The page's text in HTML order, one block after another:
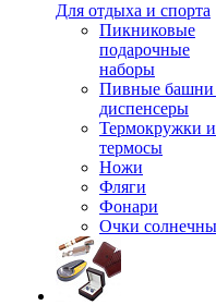
Для отдыха и спорта
Пикниковые
подарочные
наборы
Пивные башни
диспенсеры
Термокружки и
термосы
Ножи
Фляги
Фонари
Очки